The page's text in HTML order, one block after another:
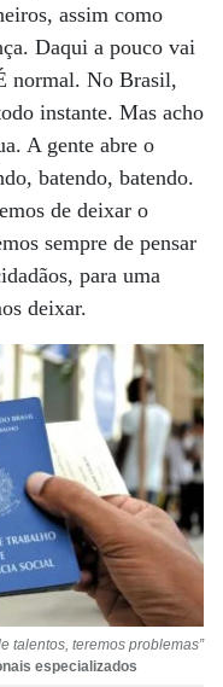
assim como
Daqui a pouco vai
normal. No Brasil,
instante. Mas acho
A gente abre o
batendo, batendo.
de deixar o
sempre de pensar
para uma
deixar.
talentos, teremos problemas”
especializados